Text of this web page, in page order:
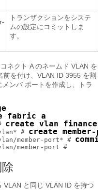
トランザクションをシステ
ムの設定にコミットしま
す。
ネクト A のネームド VLAN を
を付け、VLAN ID 3955 を割
ンバ ポートを作成し、トラ
fabric a
create vlan finance
# create member-
member-port* #
VLAN と同じ VLAN ID を持つ